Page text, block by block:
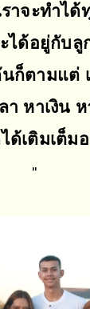
าจะทำได้
ะได้อยู่กับลู
ก็ตามแต่
า หาเงิน
ด้เติมเต็ม
"